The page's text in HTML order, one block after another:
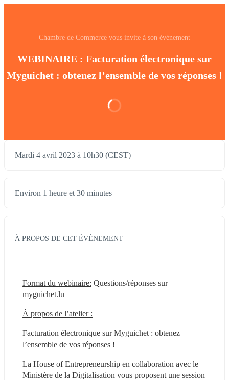
Chambre de Commerce vous invite à son événement
WEBINAIRE : Facturation électronique sur
Myguichet : obtenez l’ensemble de vos réponses !
Mardi 4 avril 2023 à 10h30 (CEST)
Environ 1 heure et 30 minutes
À PROPOS DE CET ÉVÉNEMENT
Format du webinaire: Questions/réponses sur
myguichet.lu
À propos de l’atelier :
Facturation électronique sur Myguichet : obtenez
l’ensemble de vos réponses !
La House of Entrepreneurship en collaboration avec le
Ministère de la Digitalisation vous proposent une session